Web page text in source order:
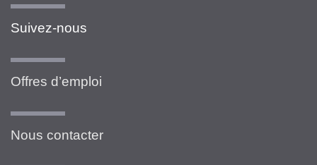
Suivez-nous
Offres d’emploi
Nous contacter